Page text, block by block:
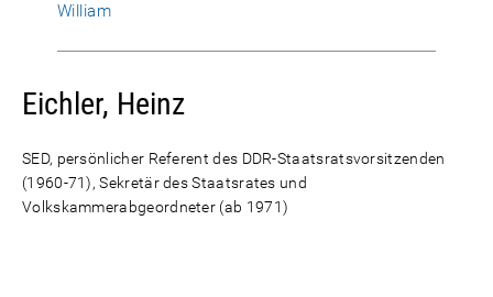
William
Eichler, Heinz
SED, persönlicher Referent des DDR-Staatsratsvorsitzenden
(1960-71), Sekretär des Staatsrates und
Volkskammerabgeordneter (ab 1971)